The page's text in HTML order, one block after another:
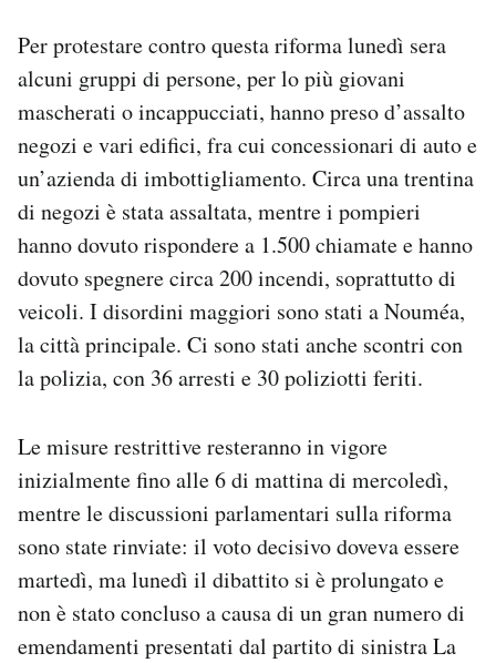
Per protestare contro questa riforma lunedì sera
alcuni gruppi di persone, per lo più giovani
mascherati o incappucciati, hanno preso d’assalto
negozi e vari edifici, fra cui concessionari di auto e
un’azienda di imbottigliamento. Circa una trentina
di negozi è stata assaltata, mentre i pompieri
hanno dovuto rispondere a 1.500 chiamate e hanno
dovuto spegnere circa 200 incendi, soprattutto di
veicoli. I disordini maggiori sono stati a Nouméa,
la città principale. Ci sono stati anche scontri con
la polizia, con 36 arresti e 30 poliziotti feriti.
Le misure restrittive resteranno in vigore
inizialmente fino alle 6 di mattina di mercoledì,
mentre le discussioni parlamentari sulla riforma
sono state rinviate: il voto decisivo doveva essere
martedì, ma lunedì il dibattito si è prolungato e
non è stato concluso a causa di un gran numero di
emendamenti presentati dal partito di sinistra La